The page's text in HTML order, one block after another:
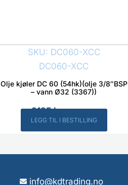
SKU: DC060-XCC
DC060-XCC
Olje kjøler DC 60 (54hk)(olje 3/8″BSP
– vann Ø32 (3367))
3125kr Inkl. MVA
LEGG TIL I BESTILLING
info@kdtrading.no